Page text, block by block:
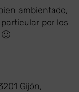
ambientado,
por los
Gijón,